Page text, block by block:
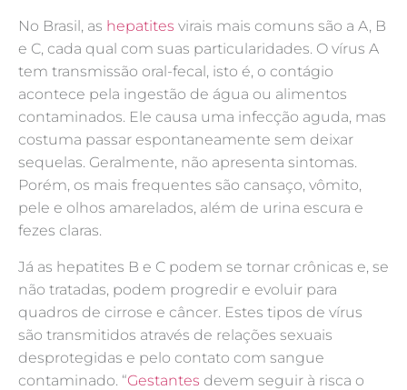
No Brasil, as hepatites virais mais comuns são a A, B
e C, cada qual com suas particularidades. O vírus A
tem transmissão oral-fecal, isto é, o contágio
acontece pela ingestão de água ou alimentos
contaminados. Ele causa uma infecção aguda, mas
costuma passar espontaneamente sem deixar
sequelas. Geralmente, não apresenta sintomas.
Porém, os mais frequentes são cansaço, vômito,
pele e olhos amarelados, além de urina escura e
fezes claras.
Já as hepatites B e C podem se tornar crônicas e, se
não tratadas, podem progredir e evoluir para
quadros de cirrose e câncer. Estes tipos de vírus
são transmitidos através de relações sexuais
desprotegidas e pelo contato com sangue
contaminado. “Gestantes devem seguir à risca o